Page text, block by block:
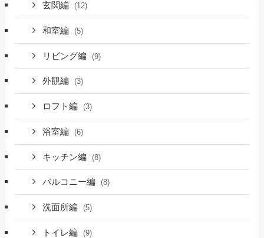
玄関編 (12)
和室編 (5)
リビング編 (9)
外観編 (3)
ロフト編 (3)
浴室編 (6)
キッチン編 (8)
バルコニー編 (8)
洗面所編 (5)
トイレ編 (9)